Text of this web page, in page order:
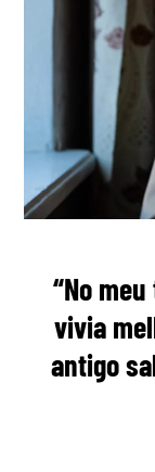
“No
vivia
antigo